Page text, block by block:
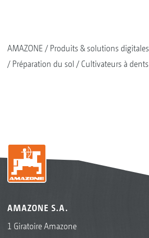
AMAZONE
Produits & solutions digitales
Préparation du sol
Cultivateurs à dents
AMAZONE S.A.
1 Giratoire Amazone